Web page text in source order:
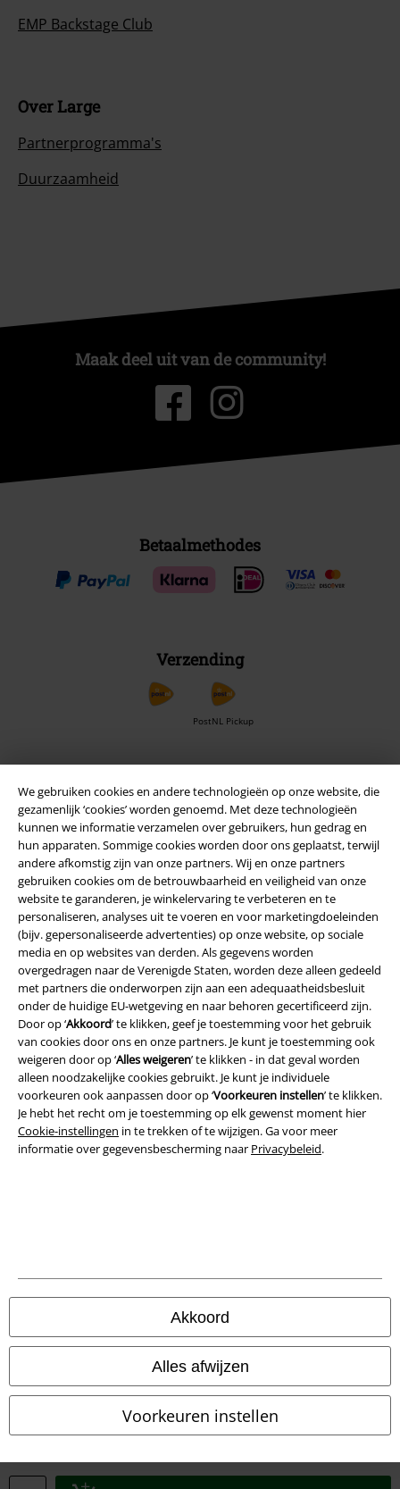
We gebruiken cookies en andere technologieën op onze website, die
gezamenlijk ‘cookies’ worden genoemd. Met deze technologieën
kunnen we informatie verzamelen over gebruikers, hun gedrag en
hun apparaten. Sommige cookies worden door ons geplaatst, terwijl
andere afkomstig zijn van onze partners. Wij en onze partners
gebruiken cookies om de betrouwbaarheid en veiligheid van onze
website te garanderen, je winkelervaring te verbeteren en te
personaliseren, analyses uit te voeren en voor marketingdoeleinden
(bijv. gepersonaliseerde advertenties) op onze website, op sociale
media en op websites van derden. Als gegevens worden
overgedragen naar de Verenigde Staten, worden deze alleen gedeeld
met partners die onderworpen zijn aan een adequaatheidsbesluit
onder de huidige EU-wetgeving en naar behoren gecertificeerd zijn.
Door op ‘Akkoord’ te klikken, geef je toestemming voor het gebruik
van cookies door ons en onze partners. Je kunt je toestemming ook
weigeren door op ‘Alles weigeren’ te klikken - in dat geval worden
alleen noodzakelijke cookies gebruikt. Je kunt je individuele
voorkeuren ook aanpassen door op ‘Voorkeuren instellen’ te klikken.
Je hebt het recht om je toestemming op elk gewenst moment hier
Cookie-instellingen in te trekken of te wijzigen. Ga voor meer
informatie over gegevensbescherming naar Privacybeleid.
Akkoord
Alles afwijzen
Voorkeuren instellen
EMP Backstage Club
Over Large
Partnerprogramma's
Duurzaamheid
Maak deel uit van de community!
Betaalmethodes
Verzending
PostNL Pickup
large app
Download gratis de nieuwe large app en profiteer van alle nieuwe
functies en voordelen!
A Warner Music Group Company
Beveiliging
Bedrijfsgegevens
Privacyverklaring
Verklaring van conformiteit